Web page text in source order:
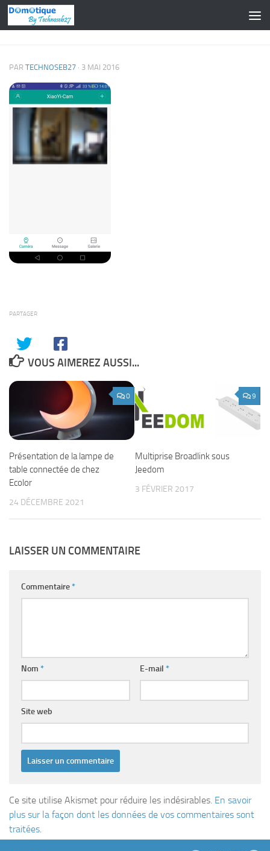
Skip to content
PAR TECHNOSEB27 · 3 MAI 2016
PARTAGER
VOUS AIMEREZ AUSSI...
0
Présentation de la lampe de
table connectée de chez
Ecolor
24 DÉCEMBRE 2021
9
Multiprise Broadlink sous
Jeedom
3 FÉVRIER 2017
LAISSER UN COMMENTAIRE
Commentaire*
Nom * E-mail *
Site web
Ce site utilise Akismet pour réduire les indésirables. En savoir
plus sur la façon dont les données de vos commentaires sont
traitées.